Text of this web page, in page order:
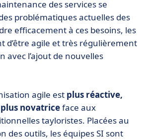
des services se
problématiques actuelles des
efficacement à ces besoins, les
d’être agile et très régulièrement
avec l’ajout de nouvelles
agile est plus réactive,
novatriceface aux
tayloristes. Placées au
des outils, les équipes SI sont